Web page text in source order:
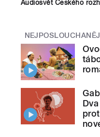
Audiosvět Českého